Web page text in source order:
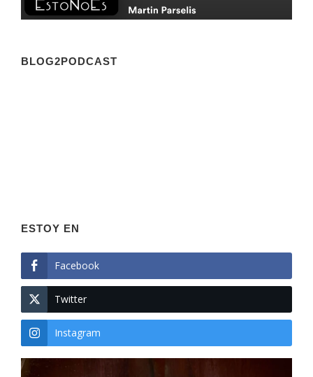
BLOG2PODCAST
ESTOY EN
Facebook
Twitter
Instagram